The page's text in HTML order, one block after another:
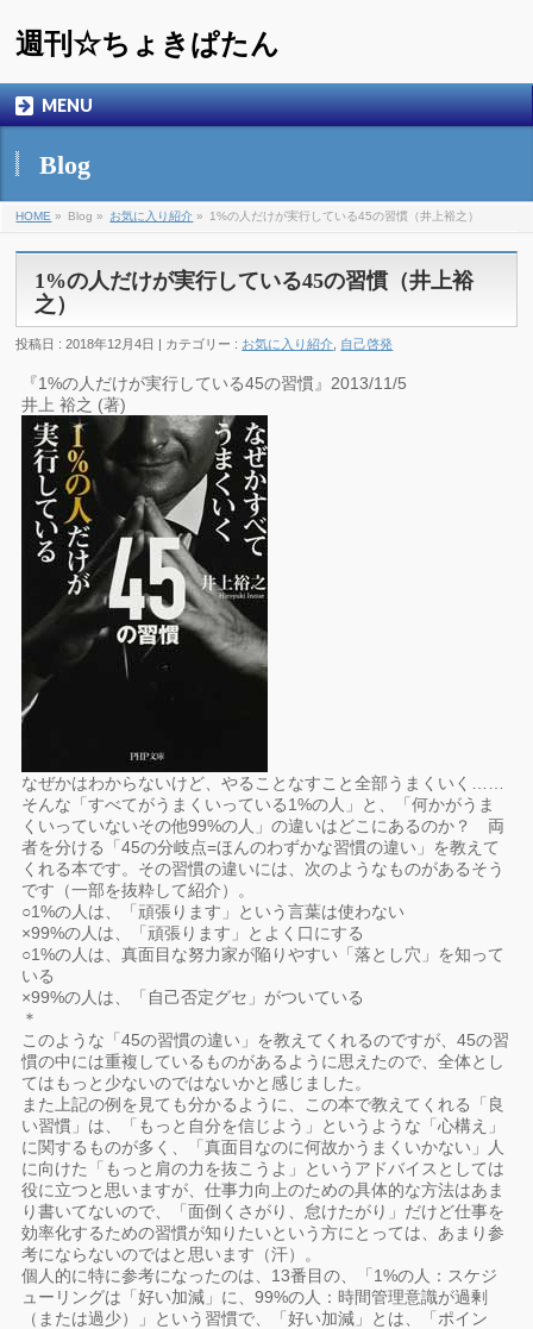
週刊☆ちょきぱたん
MENU
Blog
HOME » Blog » お気に入り紹介 » 1%の人だけが実行している45の習慣（井上裕之）
1%の人だけが実行している45の習慣（井上裕
之）
投稿日 : 2018年12月4日 | カテゴリー : お気に入り紹介 自己啓発
『1%の人だけが実行している45の習慣』2013/11/5
井上 裕之 (著)
なぜかはわからないけど、やることなすこと全部うまくいく……
そんな「すべてがうまくいっている1%の人」と、「何かがうま
くいっていないその他99%の人」の違いはどこにあるのか？ 両
者を分ける「45の分岐点=ほんのわずかな習慣の違い」を教えて
くれる本です。その習慣の違いには、次のようなものがあるそう
です（一部を抜粋して紹介）。
○1%の人は、「頑張ります」という言葉は使わない
×99%の人は、「頑張ります」とよく口にする
○1%の人は、真面目な努力家が陥りやすい「落とし穴」を知って
いる
×99%の人は、「自己否定グセ」がついている
＊
このような「45の習慣の違い」を教えてくれるのですが、45の習
慣の中には重複しているものがあるように思えたので、全体とし
てはもっと少ないのではないかと感じました。
また上記の例を見ても分かるように、この本で教えてくれる「良
い習慣」は、「もっと自分を信じよう」というような「心構え」
に関するものが多く、「真面目なのに何故かうまくいかない」人
に向けた「もっと肩の力を抜こうよ」というアドバイスとしては
役に立つと思いますが、仕事力向上のための具体的な方法はあま
り書いてないので、「面倒くさがり、怠けたがり」だけど仕事を
効率化するための習慣が知りたいという方にとっては、あまり参
考にならないのではと思います（汗）。
個人的に特に参考になったのは、13番目の、「1%の人：スケジ
ューリングは「好い加減」に、99%の人：時間管理意識が過剰
（または過少）」という習慣で、「好い加減」とは、「ポイン